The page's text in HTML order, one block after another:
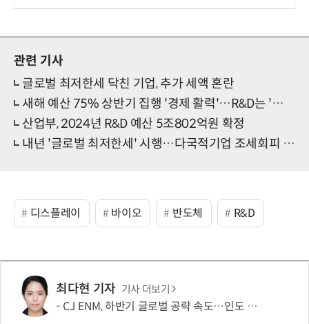
관련 기사
글로벌 최저한세 닥친 기업, 추가 세액 혼란
새해 예산 75% 상반기 집행 '경제 활력'…R&D는 '선택과 집중'
산업부, 2024년 R&D 예산 5조802억원 확정
내년 '글로벌 최저한세' 시행…다국적기업 조세회피 막는다
디스플레이 바이오 반도체 R&D
최다현 기자 기사 더보기
CJ ENM, 하반기 글로벌 공략 속도…인도 등 신규 시장 개척